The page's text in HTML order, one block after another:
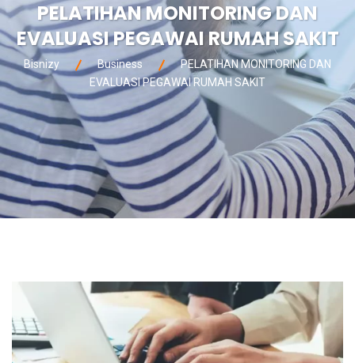
PELATIHAN MONITORING DAN
EVALUASI PEGAWAI RUMAH SAKIT
Bisnizy Business
PELATIHAN MONITORING DAN
EVALUASI PEGAWAI RUMAH SAKIT